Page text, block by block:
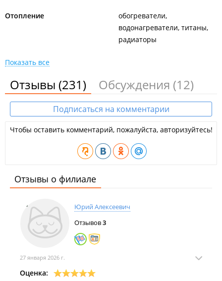
Отопление
обогреватели
водонагреватели, титаны
радиаторы
Показать все
Отзывы (231) Обсуждения (12)
Подписаться на комментарии
Чтобы оставить комментарий, пожалуйста, авторизуйтесь!
Отзывы о филиале
Юрий Алексеевич
Отзывов3
27 января 2026 г.
Оценка: